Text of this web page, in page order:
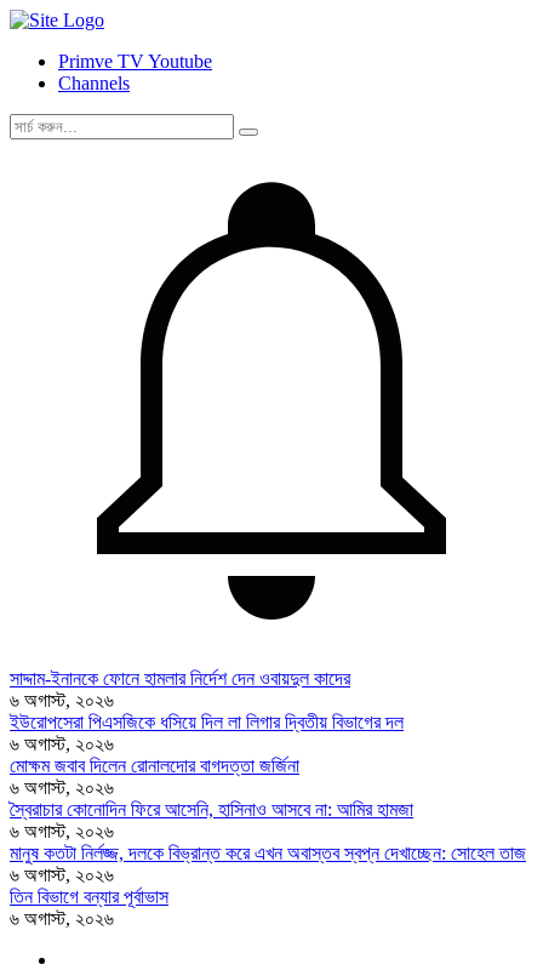
Primve TV Youtube
Channels
সাদ্দাম-ইনানকে ফোনে হামলার নির্দেশ দেন ওবায়দুল কাদের
৬ অগাস্ট, ২০২৬
ইউরোপসেরা পিএসজিকে ধসিয়ে দিল লা লিগার দ্বিতীয় বিভাগের দল
৬ অগাস্ট, ২০২৬
মোক্ষম জবাব দিলেন রোনালদোর বাগদত্তা জর্জিনা
৬ অগাস্ট, ২০২৬
স্বৈরাচার কোনোদিন ফিরে আসেনি, হাসিনাও আসবে না: আমির হামজা
৬ অগাস্ট, ২০২৬
মানুষ কতটা নির্লজ্জ, দলকে বিভ্রান্ত করে এখন অবাস্তব স্বপ্ন দেখাচ্ছেন: সোহেল তাজ
৬ অগাস্ট, ২০২৬
তিন বিভাগে বন্যার পূর্বাভাস
৬ অগাস্ট, ২০২৬